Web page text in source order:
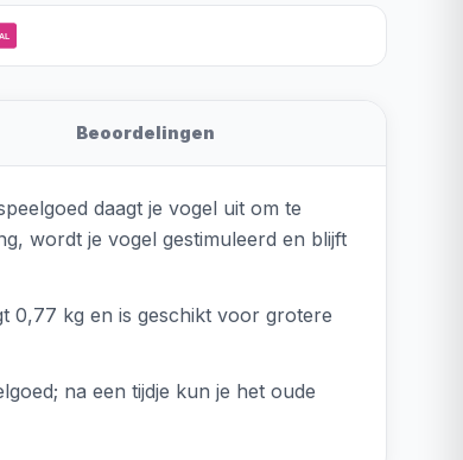
Beoordelingen
daagt je vogel uit om te
wordt je vogel gestimuleerd en blijft
0,77 kg en is geschikt voor grotere
na een tijdje kun je het oude